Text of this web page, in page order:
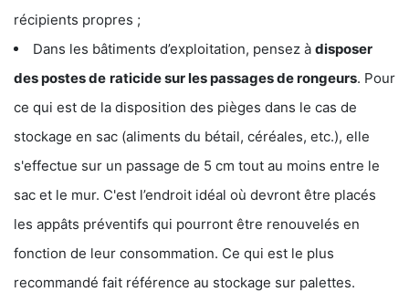
récipients propres ;
Dans les bâtiments d’exploitation, pensez à disposer
des postes de raticide sur les passages de rongeurs. Pour
ce qui est de la disposition des pièges dans le cas de
stockage en sac (aliments du bétail, céréales, etc.), elle
s'effectue sur un passage de 5 cm tout au moins entre le
sac et le mur. C'est l’endroit idéal où devront être placés
les appâts préventifs qui pourront être renouvelés en
fonction de leur consommation. Ce qui est le plus
recommandé fait référence au stockage sur palettes.